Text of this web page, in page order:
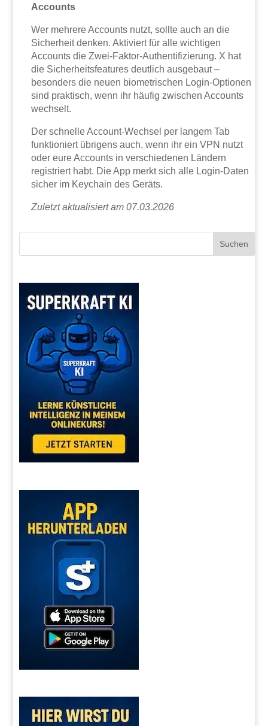
Accounts
Wer mehrere Accounts nutzt, sollte auch an die
Sicherheit denken. Aktiviert für alle wichtigen
Accounts die Zwei-Faktor-Authentifizierung. X hat
die Sicherheitsfeatures deutlich ausgebaut –
besonders die neuen biometrischen Login-Optionen
sind praktisch, wenn ihr häufig zwischen Accounts
wechselt.
Der schnelle Account-Wechsel per langem Tab
funktioniert übrigens auch, wenn ihr ein VPN nutzt
oder eure Accounts in verschiedenen Ländern
registriert habt. Die App merkt sich alle Login-Daten
sicher im Keychain des Geräts.
Zuletzt aktualisiert am 07.03.2026